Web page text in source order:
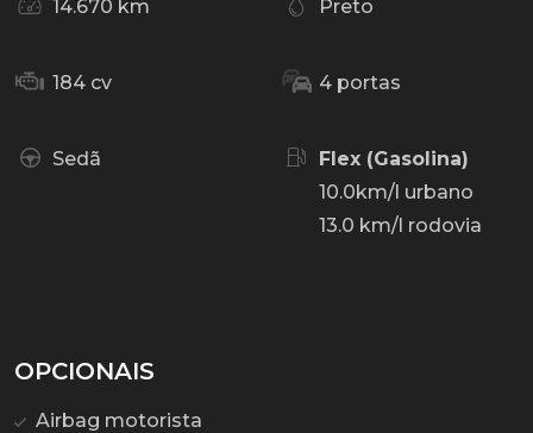
14.670 km Preto
184 cv 4 portas
Sedã
Flex (Gasolina)
10.0km/l urbano
13.0 km/l rodovia
OPCIONAIS
Airbag motorista